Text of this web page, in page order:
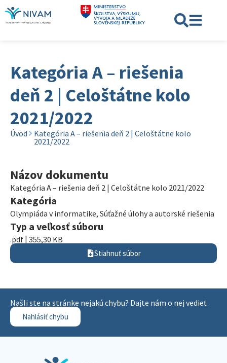
Kategória A – riešenia
deň 2 | Celoštátne kolo
2021/2022
Úvod
Kategória A – riešenia deň 2 | Celoštátne kolo
2021/2022
Názov dokumentu
Kategória A – riešenia deň 2 | Celoštátne kolo 2021/2022
Kategória
Olympiáda v informatike, Súťažné úlohy a autorské riešenia
Typ a veľkosť súboru
.pdf | 355,30 KB
Stiahnuť súbor
Našli ste na stránke nejakú chybu? Dajte nám o nej vedieť.
Nahlásiť chybu